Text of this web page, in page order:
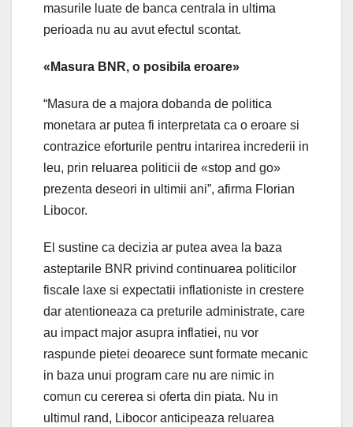
masurile luate de banca centrala in ultima
perioada nu au avut efectul scontat.
«Masura BNR, o posibila eroare»
“Masura de a majora dobanda de politica
monetara ar putea fi interpretata ca o eroare si
contrazice eforturile pentru intarirea increderii in
leu, prin reluarea politicii de «stop and go»
prezenta deseori in ultimii ani”, afirma Florian
Libocor.
El sustine ca decizia ar putea avea la baza
asteptarile BNR privind continuarea politicilor
fiscale laxe si expectatii inflationiste in crestere
dar atentioneaza ca preturile administrate, care
au impact major asupra inflatiei, nu vor
raspunde pietei deoarece sunt formate mecanic
in baza unui program care nu are nimic in
comun cu cererea si oferta din piata. Nu in
ultimul rand, Libocor anticipeaza reluarea